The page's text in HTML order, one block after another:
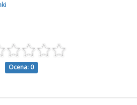
Ocena: 0